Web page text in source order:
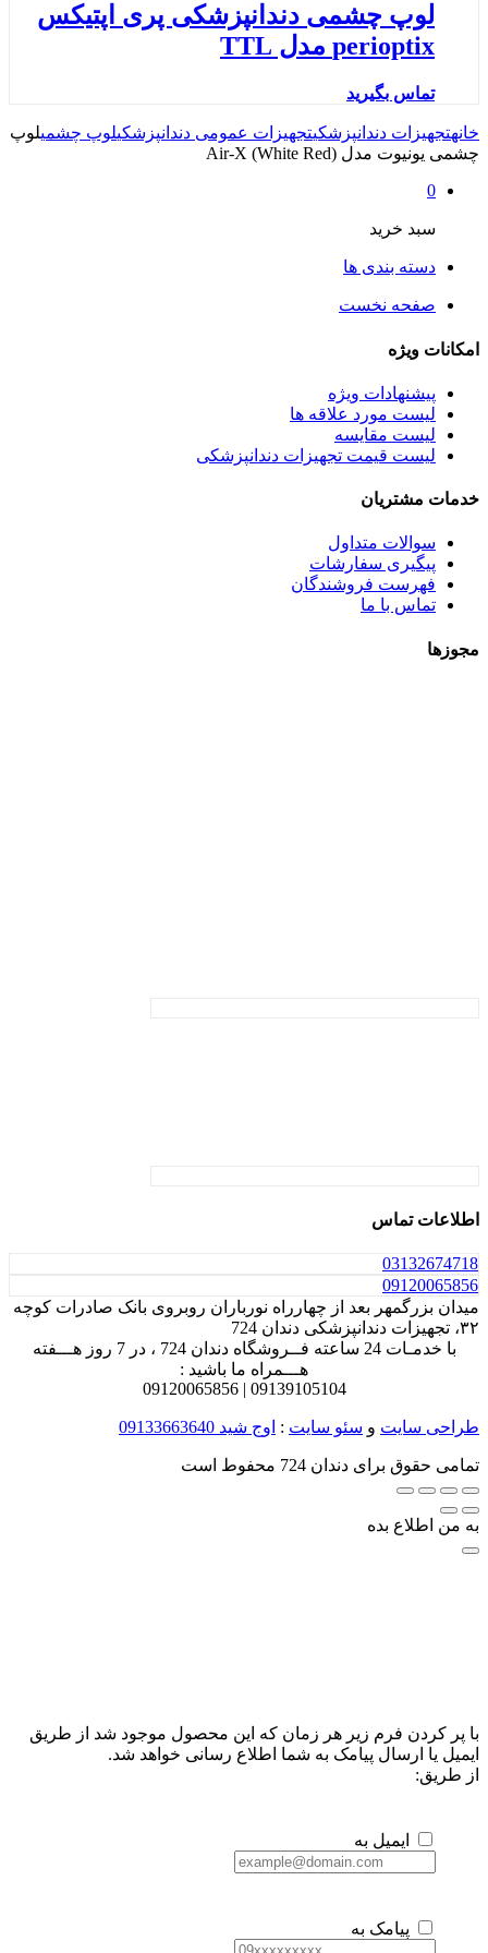
لوپ چشمی دندانپزشکی پری اپتیکس
perioptix مدل TTL
تماس بگیرید
خانهتجهیزات دندانپزشکیتجهیزات عمومی دندانپزشکیلوپ چشمیلوپ
چشمی یونیوت مدل Air-X (White Red)
0
سبد خرید
دسته بندی ها
صفحه نخست
امکانات ویژه
پیشنهادات ویژه
لیست مورد علاقه ها
لیست مقایسه
لیست قیمت تجهیزات دندانپزشکی
خدمات مشتریان
سوالات متداول
پیگیری سفارشات
فهرست فروشندگان
تماس با ما
مجوزها
اطلاعات تماس
03132674718
09120065856
میدان بزرگمهر بعد از چهارراه نورباران روبروی بانک صادرات کوچه
۳۲، تجهیزات دندانپزشکی دندان 724
با خدمـات 24 ساعته فــروشگاه دندان 724 ، در 7 روز هـــفته
هـــمراه ما باشید :
09139105104 |
09120065856
طراحی سایت و سئو سایت : اوج شید 09133663640
تمامی حقوق برای دندان 724 محفوط است
به من اطلاع بده
با پر کردن فرم زیر هر زمان که این محصول موجود شد از طریق
ایمیل یا ارسال پیامک به شما اطلاع رسانی خواهد شد.
از طریق:
ایمیل به
پیامک به